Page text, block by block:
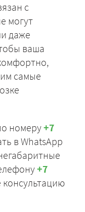
с
могут
даже
ваша
самые
номеру+7
в WhatsApp
+7
консультацию